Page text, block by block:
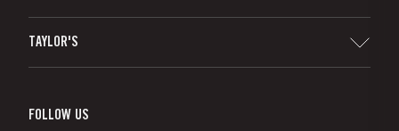
Canal de Denúncias
TAYLOR'S
O que é o Vinho do Porto?
FOLLOW US